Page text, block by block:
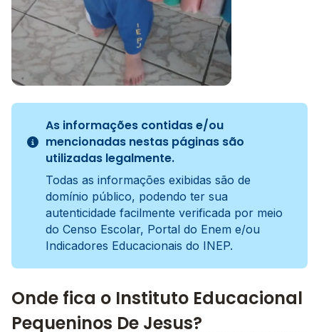
As informações contidas e/ou
mencionadas nestas páginas são
utilizadas legalmente.
Todas as informações exibidas são de
domínio público, podendo ter sua
autenticidade facilmente verificada por meio
do Censo Escolar, Portal do Enem e/ou
Indicadores Educacionais do INEP.
Onde fica o Instituto Educacional
Pequeninos De Jesus?